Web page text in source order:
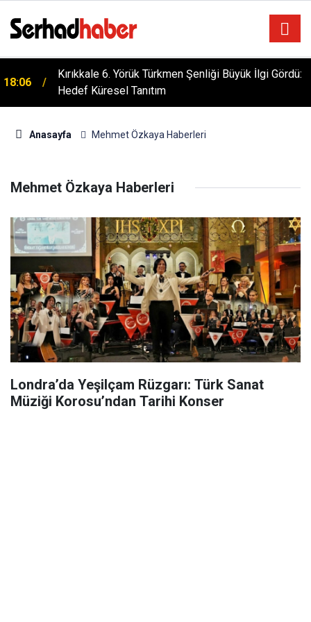
18:06
Kırıkkale 6. Yörük Türkmen Şenliği Büyük İlgi Gördü:
Hedef Küresel Tanıtım
Anasayfa Mehmet Özkaya Haberleri
Mehmet Özkaya Haberleri
Londra’da Yeşilçam Rüzgarı: Türk Sanat
Müziği Korosu’ndan Tarihi Konser